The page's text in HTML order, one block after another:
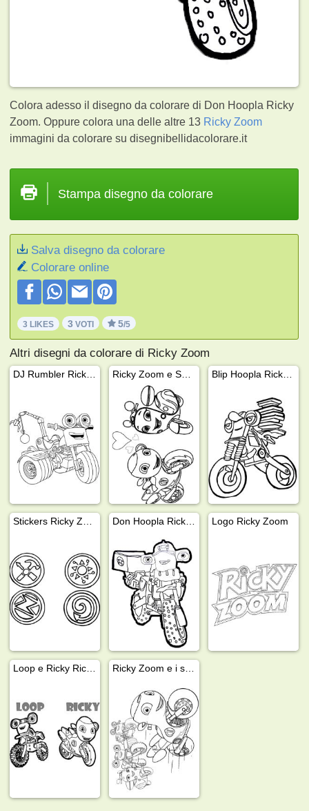
Colora adesso il disegno da colorare di Don Hoopla Ricky
Zoom. Oppure colora una delle altre 13 Ricky Zoom
immagini da colorare su disegnibellidacolorare.it
Stampa disegno da colorare
Salva disegno da colorare
Colorare online
3 LIKES 3 VOTI 5/5
Altri disegni da colorare di Ricky Zoom
Logo Ricky Zoom